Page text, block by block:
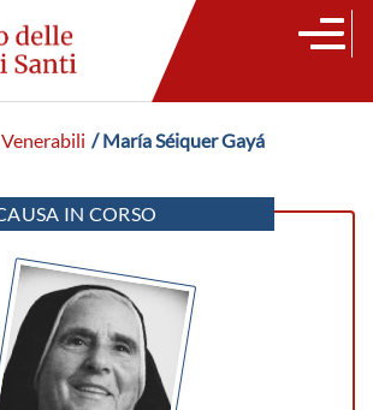
/ María Séiquer Gayá
IN CORSO